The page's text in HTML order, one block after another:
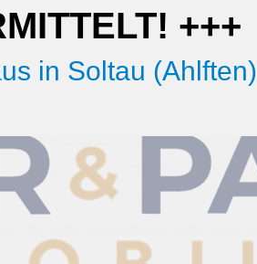
+++
in Soltau (Ahlften)